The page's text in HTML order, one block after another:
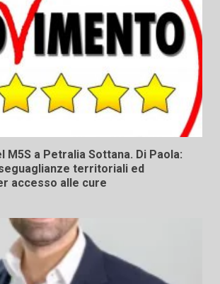
M5S a Petralia Sottana. Di Paola:
territoriali ed
accesso alle cure